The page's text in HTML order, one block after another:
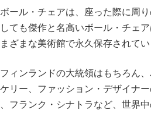
ール・チェアは、座った際に周
ても傑作と名高いボール・チェ
ざまな美術館で永久保存されてい
ィンランドの大統領はもちろん
リー、ファッション・デザイナ
フランク・シナトラなど、世界